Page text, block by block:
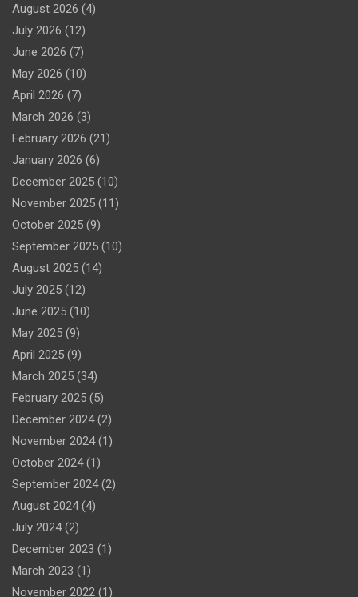
August 2026 (4)
July 2026 (12)
June 2026 (7)
May 2026 (10)
April 2026 (7)
March 2026 (3)
February 2026 (21)
January 2026 (6)
December 2025 (10)
November 2025 (11)
October 2025 (9)
September 2025 (10)
August 2025 (14)
July 2025 (12)
June 2025 (10)
May 2025 (9)
April 2025 (9)
March 2025 (34)
February 2025 (5)
December 2024(2)
November 2024(1)
October 2024(1)
September 2024(2)
August 2024(4)
July 2024(2)
December 2023 (1)
March 2023 (1)
November 2022 (1)